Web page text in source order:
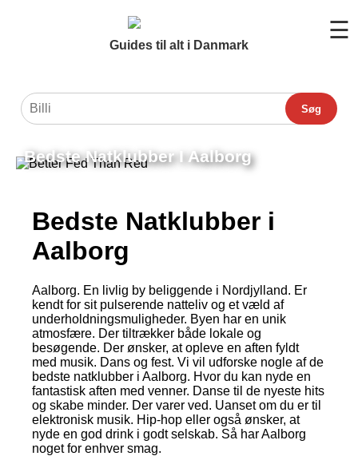
Guides til alt i Danmark
☰
Søg
Bedste Natklubber I Aalborg
Bedste Natklubber i
Aalborg
Aalborg. En livlig by beliggende i Nordjylland. Er
kendt for sit pulserende natteliv og et væld af
underholdningsmuligheder. Byen har en unik
atmosfære. Der tiltrækker både lokale og
besøgende. Der ønsker, at opleve en aften fyldt
med musik. Dans og fest. Vi vil udforske nogle af de
bedste natklubber i Aalborg. Hvor du kan nyde en
fantastisk aften med venner. Danse til de nyeste hits
og skabe minder. Der varer ved. Uanset om du er til
elektronisk musik. Hip-hop eller også ønsker, at
nyde en god drink i godt selskab. Så har Aalborg
noget for enhver smag.